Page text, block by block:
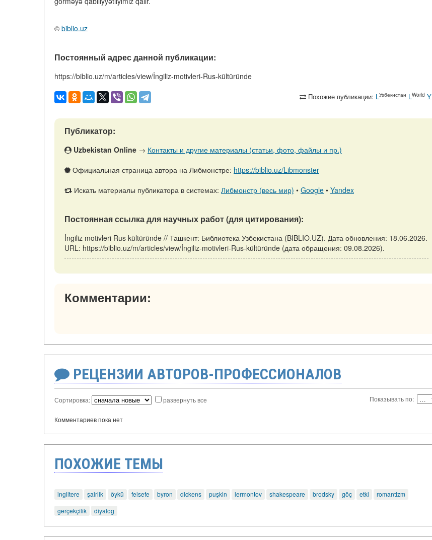
© biblio.uz
Постоянный адрес данной публикации:
https://biblio.uz/m/articles/view/İngiliz-motivleri-Rus-kültüründe
Похожие публикации: LУзбекистан LWorld Y
Публикатор:
Uzbekistan Online → Контакты и другие материалы (статьи, фото, файлы и пр.)
Официальная страница автора на Либмонстре: https://biblio.uz/Libmonster
Искать материалы публикатора в системах: Либмонстр (весь мир) • Google • Yandex
Постоянная ссылка для научных работ (для цитирования):
İngiliz motivleri Rus kültüründe // Ташкент: Библиотека Узбекистана (BIBLIO.UZ). Дата обновления: 18.06.2026.
URL: https://biblio.uz/m/articles/view/İngiliz-motivleri-Rus-kültüründe (дата обращения: 09.08.2026).
Комментарии:
РЕЦЕНЗИИ АВТОРОВ-ПРОФЕССИОНАЛОВ
Сортировка: развернуть все Показывать по:
Комментариев пока нет
ПОХОЖИЕ ТЕМЫ
ingiltere şairlik öykü felsefe byron dickens puşkin lermontov shakespeare brodsky göç etki
romantizm
gerçekçilik
diyalog